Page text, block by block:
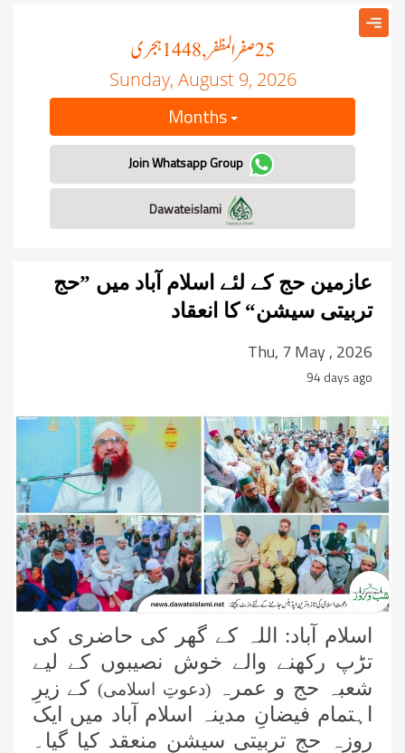
25صفر المظفر, 1448 ہجری
Sunday, August 9, 2026
Months
Join Whatsapp Group
عازمین حج کے لئے اسلام آباد میں ”حج
تربیتی سیشن“ کا انعقاد
Thu, 7 May , 2026
94 days ago
اسلام آباد: اللہ کے گھر کی حاضری کی
تڑپ رکھنے والے خوش نصیبوں کے لیے
شعبہ حج و عمرہ(دعوتِ اسلامی)کے زیرِ
اہتمام فیضانِ مدینہ اسلام آباد میں ایک
روزہ حج تربیتی سیشن منعقد کیا گیا۔